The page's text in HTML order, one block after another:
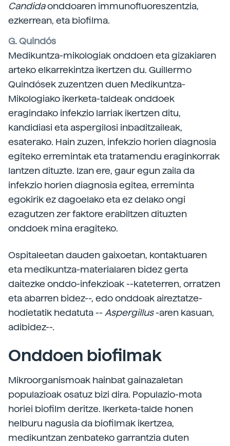
Candidaonddoaren immunofluoreszentzia,
ezkerrean, eta biofilma.
G. Quindós
Medikuntza-mikologiak onddoen eta gizakiaren
arteko elkarrekintza ikertzen du. Guillermo
Quindósek zuzentzen duen Medikuntza-
Mikologiako ikerketa-taldeak onddoek
eragindako infekzio larriak ikertzen ditu,
kandidiasi eta aspergilosi inbaditzaileak,
esaterako. Hain zuzen, infekzio horien diagnosia
egiteko erremintak eta tratamendu eraginkorrak
lantzen dituzte. Izan ere, gaur egun zaila da
infekzio horien diagnosia egitea, erreminta
egokirik ez dagoelako eta ez delako ongi
ezagutzen zer faktore erabiltzen dituzten
onddoek mina eragiteko.
Ospitaleetan dauden gaixoetan, kontaktuaren
eta medikuntza-materialaren bidez gerta
daitezke onddo-infekzioak --kateterren, orratzen
eta abarren bidez--, edo onddoak aireztatze-
hodietatik hedatuta -- Aspergillus-aren kasuan,
adibidez--.
Onddoen biofilmak
Mikroorganismoak hainbat gainazaletan
populazioak osatuz bizi dira. Populazio-mota
horiei biofilm deritze. Ikerketa-talde honen
helburu nagusia da biofilmak ikertzea,
medikuntzan zenbateko garrantzia duten